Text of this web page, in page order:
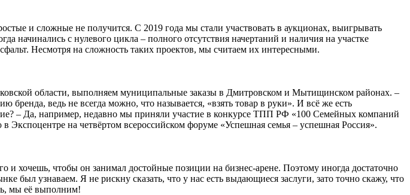
и сложные не получится. С 2019 года мы стали участвовать в аукционах, выигрывать
начинались с нулевого цикла – полного отсутствия начертаний и наличия на участке
Несмотря на сложность таких проектов, мы считаем их интересными.
области, выполняем муниципальные заказы в Дмитровском и Мытищинском районах. –
бренда, ведь не всегда можно, что называется, «взять товар в руки». И всё же есть
– Да, например, недавно мы приняли участие в конкурсе ТПП РФ «100 Семейных компаний
на четвёртом всероссийском форуме «Успешная семья – успешная Россия».
и хочешь, чтобы он занимал достойные позиции на бизнес-арене. Поэтому иногда достаточно
был узнаваем. Я не рискну сказать, что у нас есть выдающиеся заслуги, зато точно скажу, что
мы её выполним!